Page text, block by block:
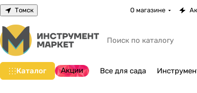
Томск О магазине
Каталог Акции Все для сада